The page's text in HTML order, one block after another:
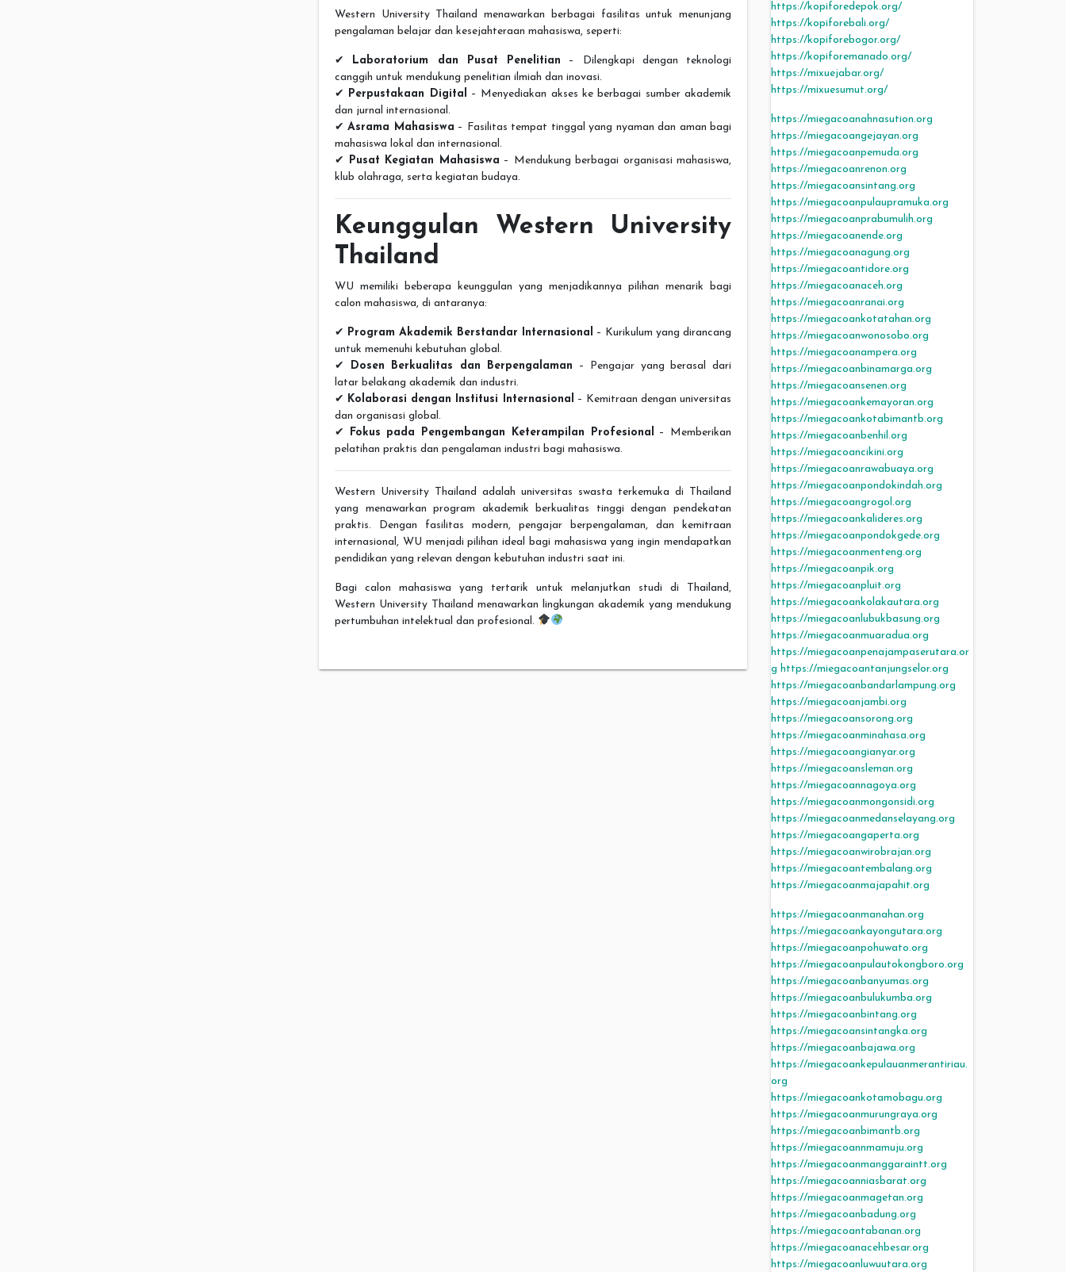
Western University Thailand menawarkan berbagai fasilitas untuk menunjang
pengalaman belajar dan kesejahteraan mahasiswa, seperti:
✔ Laboratorium dan Pusat Penelitian – Dilengkapi dengan teknologi
canggih untuk mendukung penelitian ilmiah dan inovasi.
✔ Perpustakaan Digital – Menyediakan akses ke berbagai sumber akademik
dan jurnal internasional.
✔Asrama Mahasiswa – Fasilitas tempat tinggal yang nyaman dan aman bagi
mahasiswa lokal dan internasional.
✔ Pusat Kegiatan Mahasiswa – Mendukung berbagai organisasi mahasiswa,
klub olahraga, serta kegiatan budaya.
Keunggulan Western University
Thailand
WU memiliki beberapa keunggulan yang menjadikannya pilihan menarik bagi
calon mahasiswa, di antaranya:
✔ Program Akademik Berstandar Internasional – Kurikulum yang dirancang
untuk memenuhi kebutuhan global.
✔ Dosen Berkualitas dan Berpengalaman – Pengajar yang berasal dari
latar belakang akademik dan industri.
✔ Kolaborasi dengan Institusi Internasional – Kemitraan dengan universitas
dan organisasi global.
✔ Fokus pada Pengembangan Keterampilan Profesional – Memberikan
pelatihan praktis dan pengalaman industri bagi mahasiswa.
Western University Thailand adalah universitas swasta terkemuka di Thailand
yang menawarkan program akademik berkualitas tinggi dengan pendekatan
praktis. Dengan fasilitas modern, pengajar berpengalaman, dan kemitraan
internasional, WU menjadi pilihan ideal bagi mahasiswa yang ingin mendapatkan
pendidikan yang relevan dengan kebutuhan industri saat ini.
Bagi calon mahasiswa yang tertarik untuk melanjutkan studi di Thailand,
Western University Thailand menawarkan lingkungan akademik yang mendukung
pertumbuhan intelektual dan profesional.
https://kopiforedepok.org/
https://kopiforebali.org/
https://kopiforebogor.org/
https://kopiforemanado.org/
https://mixuejabar.org/
https://mixuesumut.org/
https://miegacoanahnasution.org
https://miegacoangejayan.org
https://miegacoanpemuda.org
https://miegacoanrenon.org
https://miegacoansintang.org
https://miegacoanpulaupramuka.org
https://miegacoanprabumulih.org
https://miegacoanende.org
https://miegacoanagung.org
https://miegacoantidore.org
https://miegacoanaceh.org
https://miegacoanranai.org
https://miegacoankotatahan.org
https://miegacoanwonosobo.org
https://miegacoanampera.org
https://miegacoanbinamarga.org
https://miegacoansenen.org
https://miegacoankemayoran.org
https://miegacoankotabimantb.org
https://miegacoanbenhil.org
https://miegacoancikini.org
https://miegacoanrawabuaya.org
https://miegacoanpondokindah.org
https://miegacoangrogol.org
https://miegacoankalideres.org
https://miegacoanpondokgede.org
https://miegacoanmenteng.org
https://miegacoanpik.org
https://miegacoanpluit.org
https://miegacoankolakautara.org
https://miegacoanlubukbasung.org
https://miegacoanmuaradua.org
https://miegacoanpenajampaserutara.or
g https://miegacoantanjungselor.org
https://miegacoanbandarlampung.org
https://miegacoanjambi.org
https://miegacoansorong.org
https://miegacoanminahasa.org
https://miegacoangianyar.org
https://miegacoansleman.org
https://miegacoannagoya.org
https://miegacoanmongonsidi.org
https://miegacoanmedanselayang.org
https://miegacoangaperta.org
https://miegacoanwirobrajan.org
https://miegacoantembalang.org
https://miegacoanmajapahit.org
https://miegacoanmanahan.org
https://miegacoankayongutara.org
https://miegacoanpohuwato.org
https://miegacoanpulautokongboro.org
https://miegacoanbanyumas.org
https://miegacoanbulukumba.org
https://miegacoanbintang.org
https://miegacoansintangka.org
https://miegacoanbajawa.org
https://miegacoankepulauanmerantiriau.
org
https://miegacoankotamobagu.org
https://miegacoanmurungraya.org
https://miegacoanbimantb.org
https://miegacoannmamuju.org
https://miegacoanmanggaraintt.org
https://miegacoanniasbarat.org
https://miegacoanmagetan.org
https://miegacoanbadung.org
https://miegacoantabanan.org
https://miegacoanacehbesar.org
https://miegacoanluwuutara.org